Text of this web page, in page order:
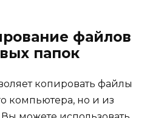
файлов
папок
копировать файлы
компьютера, но и из